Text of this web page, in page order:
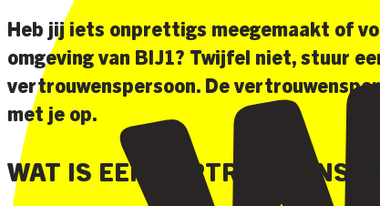
Heb jij iets onprettigs meegemaakt of
omgeving van BIJ1? Twijfel niet, stuur
vertrouwenspersoon. De
met je op.
WAT IS EEN